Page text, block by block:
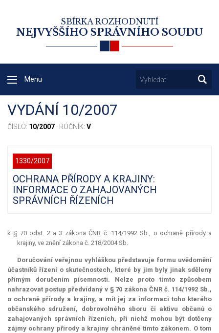
SBÍRKA ROZHODNUTÍ
NEJVYŠŠÍHO SPRÁVNÍHO SOUDU
Menu
VYDÁNÍ 10/2007
ČÍSLO: 10/2007 · ROČNÍK: V
1330/2007
OCHRANA PŘÍRODY A KRAJINY:
INFORMACE O ZAHAJOVANÝCH
SPRÁVNÍCH ŘÍZENÍCH
k § 70 odst. 2 a 3 zákona ČNR č. 114/1992 Sb., o ochraně přírody a
krajiny, ve znění zákona č. 218/2004 Sb.
Doručování veřejnou vyhláškou představuje formu uvědomění
účastníků řízení o skutečnostech, které by jim byly jinak sděleny
přímým doručením písemnosti. Nelze proto tímto způsobem
nahrazovat postup předvídaný v § 70 zákona ČNR č. 114/1992 Sb.,
o ochraně přírody a krajiny, a mít jej za informaci toho kterého
občanského sdružení, dobrovolného sboru či aktivu občanů o
zahajovaných správních řízeních, při nichž mohou být dotčeny
zájmy ochrany přírody a krajiny chráněné tímto zákonem. O tom